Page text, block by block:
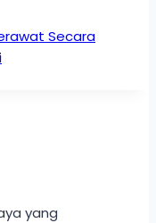
Secara
yang